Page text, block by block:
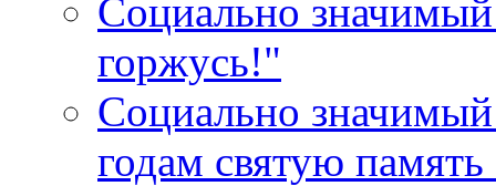
Социально
горжусь!"
Социально
годам святую